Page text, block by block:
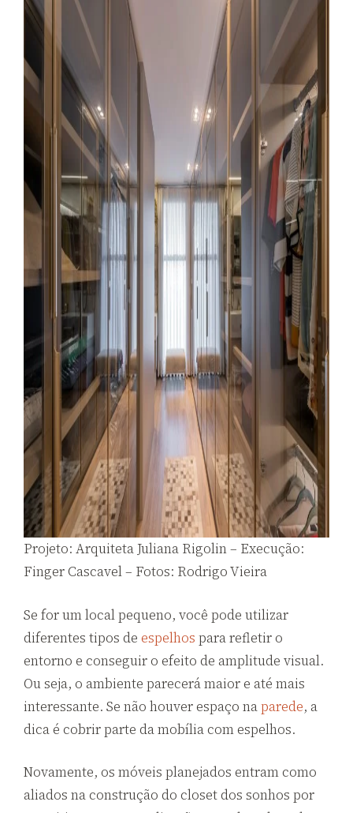
Projeto: Arquiteta Juliana Rigolin – Execução:
Finger Cascavel – Fotos: Rodrigo Vieira
Se for um local pequeno, você pode utilizar
diferentes tipos de espelhos para refletir o
entorno e conseguir o efeito de amplitude visual.
Ou seja, o ambiente parecerá maior e até mais
interessante. Se não houver espaço naparede, a
dica é cobrir parte da mobília com espelhos.
Novamente, os móveis planejados entram como
aliados na construção do closet dos sonhos por